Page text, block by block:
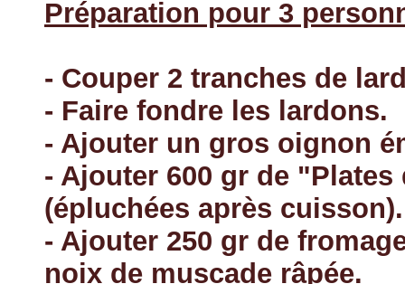
Préparation pour 3
- Couper 2 tranches de
- Faire fondre les lardons.
- Ajouter un gros oignon
- Ajouter 600 gr de
(épluchées après cuisson).
- Ajouter 250 gr de
noix de muscade râpée.